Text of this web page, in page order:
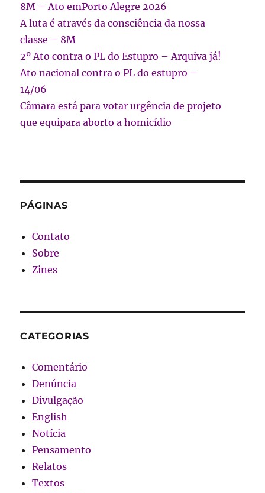
8M – Ato emPorto Alegre 2026
A luta é através da consciência da nossa
classe – 8M
2º Ato contra o PL do Estupro – Arquiva já!
Ato nacional contra o PL do estupro –
14/06
Câmara está para votar urgência de projeto
que equipara aborto a homicídio
PÁGINAS
Contato
Sobre
Zines
CATEGORIAS
Comentário
Denúncia
Divulgação
English
Notícia
Pensamento
Relatos
Textos